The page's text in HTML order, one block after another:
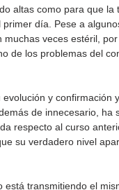
altas como para que la
día. Pese a
veces estéril,
de los problemas del
y confirmación
de innecesario, ha
respecto al curso
su verdadero nivel
está transmitiendo el